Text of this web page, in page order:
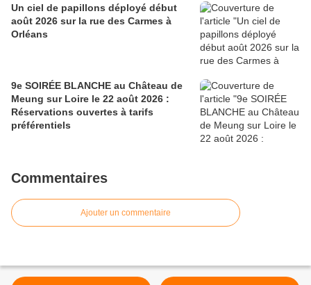
Un ciel de papillons déployé début
août 2026 sur la rue des Carmes à
Orléans
9e SOIRÉE BLANCHE au Château de
Meung sur Loire le 22 août 2026 :
Réservations ouvertes à tarifs
préférentiels
Commentaires
Ajouter un commentaire